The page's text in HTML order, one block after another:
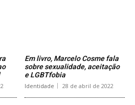
Em livro, Marcelo Cosme fala
sobre sexualidade, aceitação
e LGBTfobia
Identidade 28 de abril de 2022